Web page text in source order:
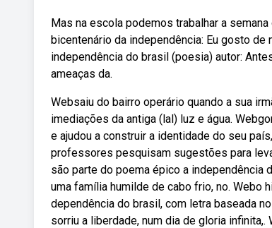
Mas na escola podemos trabalhar a
bicentenário da independência: Eu gosto
independência do brasil (poesia) autor:
ameaças da.
Websaiu do bairro operário quando a sua
imediações da antiga (lal) luz e água.
e ajudou a construir a identidade do seu
professores pesquisam sugestões para
são parte do poema épico a
uma família humilde de cabo frio, no. Webo
dependência do brasil, com letra baseada
sorriu a liberdade, num dia de gloria